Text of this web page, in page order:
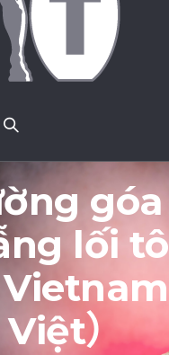
góa
lối tô
Vietnam
）